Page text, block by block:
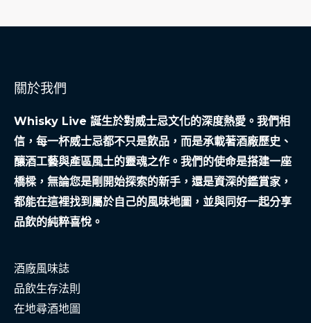
關於我們
Whisky Live 誕生於對威士忌文化的深度熱愛。我們相
信，每一杯威士忌都不只是飲品，而是承載著酒廠歷史、
釀酒工藝與產區風土的靈魂之作。我們的使命是搭建一座
橋樑，無論您是剛開始探索的新手，還是資深的鑑賞家，
都能在這裡找到屬於自己的風味地圖，並與同好一起分享
品飲的純粹喜悅。
酒廠風味誌
品飲生存法則
在地尋酒地圖